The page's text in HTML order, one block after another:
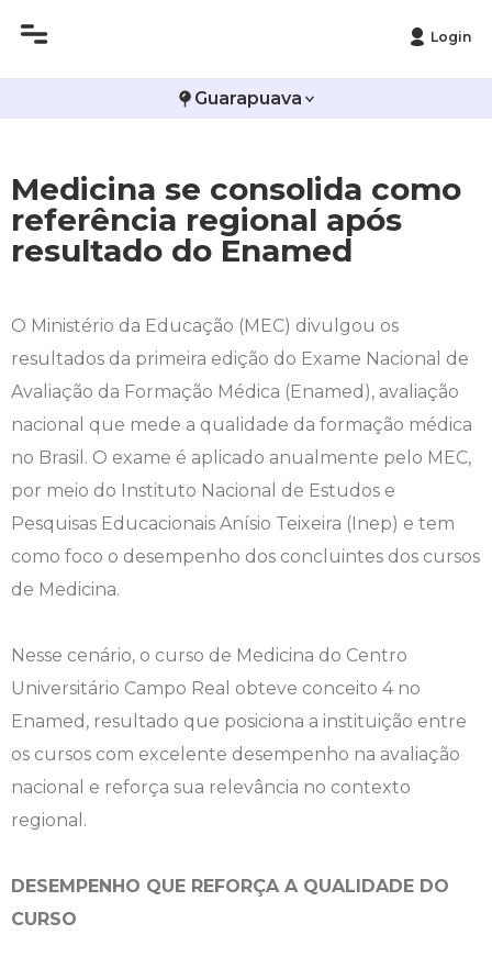
Login
Guarapuava
Medicina se consolida como
referência regional após
resultado do Enamed
O Ministério da Educação (MEC) divulgou os
resultados da primeira edição do Exame Nacional de
Avaliação da Formação Médica (Enamed), avaliação
nacional que mede a qualidade da formação médica
no Brasil. O exame é aplicado anualmente pelo MEC,
por meio do Instituto Nacional de Estudos e
Pesquisas Educacionais Anísio Teixeira (Inep) e tem
como foco o desempenho dos concluintes dos cursos
de Medicina.
Nesse cenário, o curso de Medicina do Centro
Universitário Campo Real obteve conceito 4 no
Enamed, resultado que posiciona a instituição entre
os cursos com excelente desempenho na avaliação
nacional e reforça sua relevância no contexto
regional.
DESEMPENHO QUE REFORÇA A QUALIDADE DO
CURSO
Infraestrutura
Editais
Biomedicina
Ciências Contábeis
Enfermagem
Engenharia Agronômica
Engenharia de Software
Engenharia Elétrica
Engenharia Mecânica
Farmácia
Fisioterapia
Medicina
Nutrição
Atividades Complementares e Sociais
Biblioteca
Calendário de Provas
Carteirinha de Estudante
Ensalamento
Horário de Aulas
Manual do Acadêmico
Manual de Formatura
Manual de Trabalhos Acadêmicos
Minha Biblioteca
Ouvidoria
CPA
COLAP
Comitê de Ética em Pesquisa
Diploma Digital
Editais
Extensão
Infocampo
Intercampo
Logos Campo Real
NAPP e NAPC
Portal do RH